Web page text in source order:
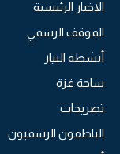
الاخبار الرئيسية
الموقف الرسمي
أنشطة التيار
ساحة غزة
تصريحات
الناطقون الرسميون